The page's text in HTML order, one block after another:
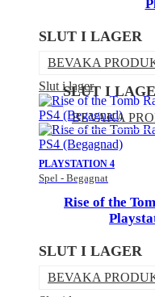
SLUT I LAGER
BEVAKA
Slut i lager
PLAYSTATION 4
Spel - Begagnat
SLUT I
BEVAKA
Rise of the
SLUT I LAGER
BEVAKA